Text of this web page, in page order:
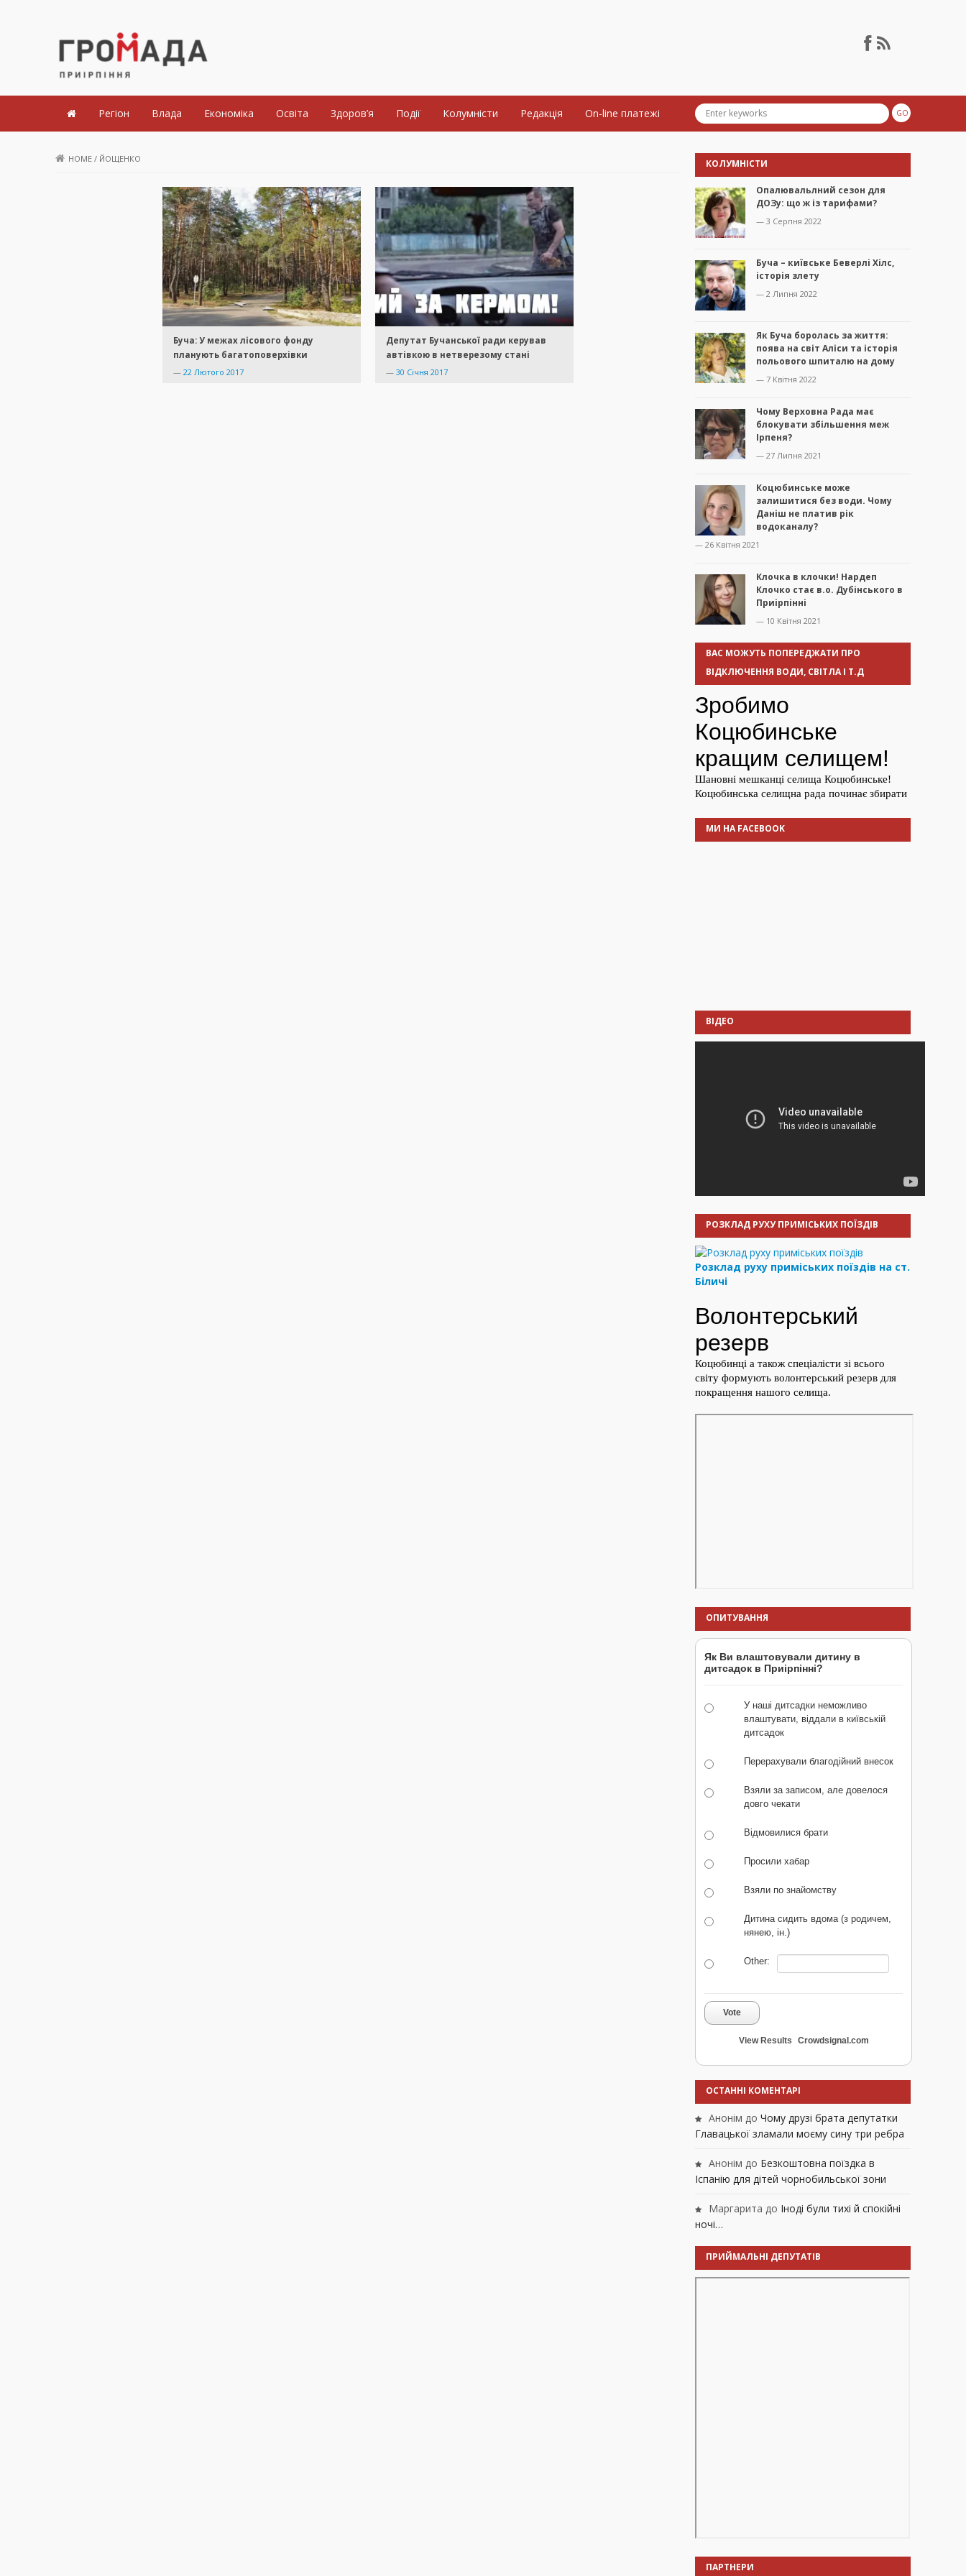
Громада Приірпіння
Регіон Влада Економіка Освіта Здоров’я Події Колумністи Редакція On-line платежі
HOME / ЙОЩЕНКО
Буча: У межах лісового фонду
планують багатоповерхівки
— 22 Лютого 2017
Депутат Бучанської ради керував
автівкою в нетверезому стані
— 30 Січня 2017
КОЛУМНІСТИ
Опалювальлний сезон для
ДОЗу: що ж із тарифами?
— 3 Серпня 2022
Буча – київське Беверлі Хілс,
історія злету
— 2 Липня 2022
Як Буча боролась за життя:
поява на світ Аліси та історія
польового шпиталю на дому
— 7 Квітня 2022
Чому Верховна Рада має
блокувати збільшення меж
Ірпеня?
— 27 Липня 2021
Коцюбинське може
залишитися без води. Чому
Даніш не платив рік
водоканалу?
— 26 Квітня 2021
Клочка в клочки! Нардеп
Клочко стає в.о. Дубінського в
Приірпінні
— 10 Квітня 2021
ВАС МОЖУТЬ ПОПЕРЕДЖАТИ ПРО
ВІДКЛЮЧЕННЯ ВОДИ, СВІТЛА І Т.Д
МИ НА FACEBOOK
ВІДЕО
РОЗКЛАД РУХУ ПРИМІСЬКИХ ПОЇЗДІВ
Розклад руху приміських поїздів на ст.
Біличі
ОПИТУВАННЯ
Як Ви влаштовували дитину в
дитсадок в Приірпінні?
У наші дитсадки неможливо
влаштувати, віддали в київській
дитсадок
Перерахували благодійний внесок
Взяли за записом, але довелося
довго чекати
Відмовилися брати
Просили хабар
Взяли по знайомству
Дитина сидить вдома (з родичем,
нянею, ін.)
Other:
Vote
View Results Crowdsignal.com
ОСТАННІ КОМЕНТАРІ
Анонім до Чому друзі брата депутатки
Главацької зламали моєму сину три ребра
Анонім до Безкоштовна поїздка в
Іспанію для дітей чорнобильської зони
Маргарита до Іноді були тихі й спокійні
ночі…
ПРИЙМАЛЬНІ ДЕПУТАТІВ
ПАРТНЕРИ